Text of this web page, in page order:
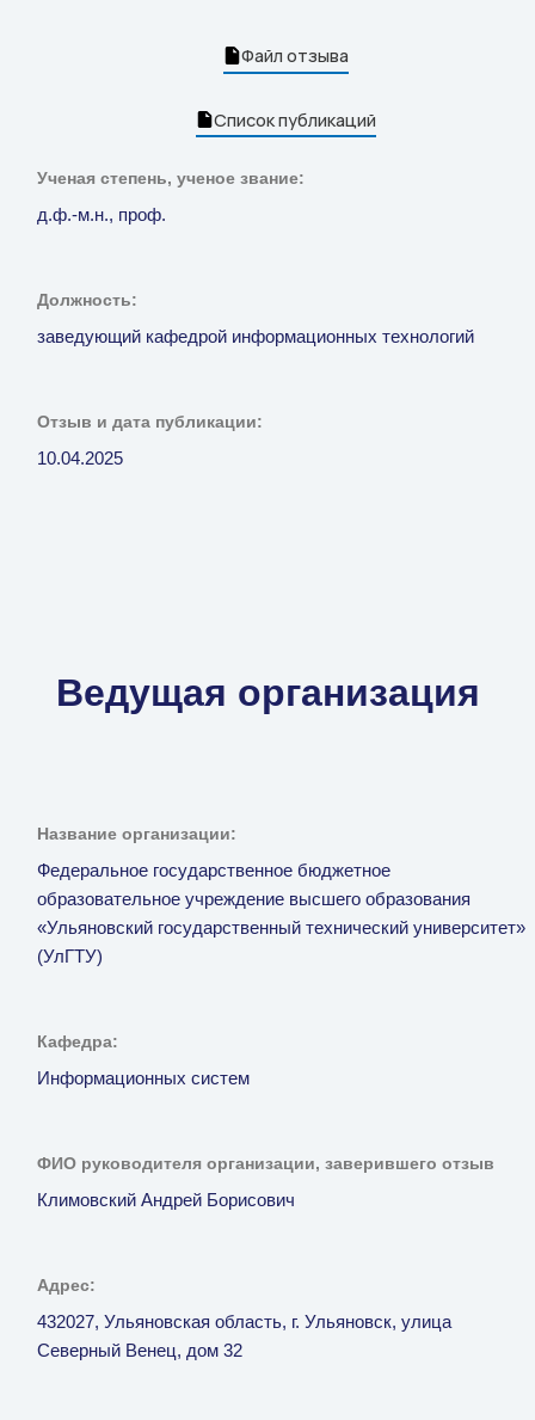
Файл отзыва
Список публикаций
Ученая степень, ученое звание:
д.ф.-м.н., проф.
Должность:
заведующий кафедрой информационных технологий
Отзыв и дата публикации:
10.04.2025
Ведущая организация
Название организации:
Федеральное государственное бюджетное
образовательное учреждение высшего образования
«Ульяновский государственный технический университет»
(УлГТУ)
Кафедра:
Информационных систем
ФИО руководителя организации, заверившего отзыв
Климовский Андрей Борисович
Адрес:
432027, Ульяновская область, г. Ульяновск, улица
Северный Венец, дом 32